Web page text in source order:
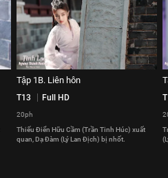
Tập 1B. Liên hôn
T13 Full HD
20ph
Thiếu Điển Hữu Cầm (Trần Tinh Húc) xuất
quan, Dạ Đàm (Lý Lan Địch) bị nhốt.